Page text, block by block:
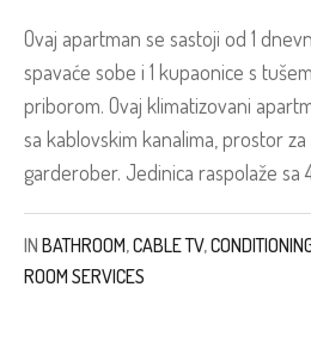
Ovaj apartman se sastoji od 1
spavaće sobe i 1 kupaonice s
priborom. Ovaj klimatizovani
sa kablovskim kanalima, prostor
garderober. Jedinica raspolaže sa
IN BATHROOM,CABLE TV,
ROOM SERVICES